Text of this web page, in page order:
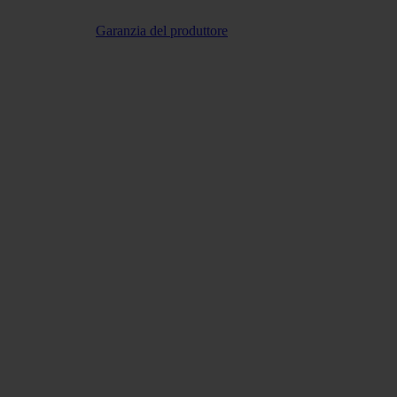
Garanzia del produttore